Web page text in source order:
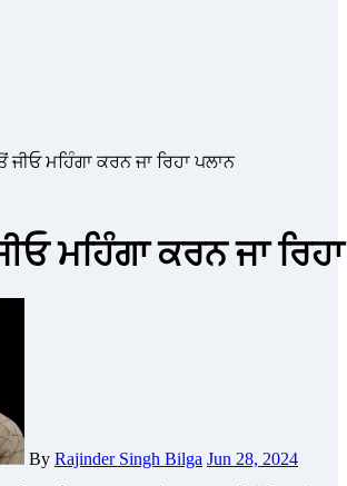
ਜੀਓ ਮਹਿੰਗਾ ਕਰਨ ਜਾ ਰਿਹਾ ਪਲਾਨ
ਮਹਿੰਗਾ ਕਰਨ ਜਾ
By Rajinder Singh Bilga Jun 28, 2024